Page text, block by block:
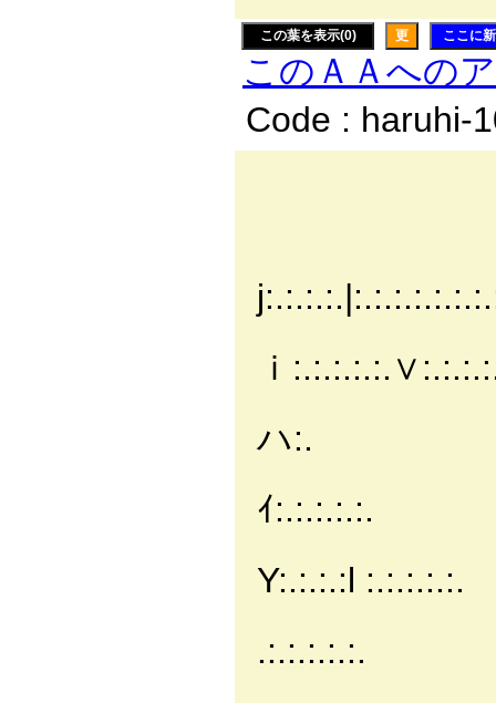
この葉を表示(0) 更 ここに
このＡＡへの
Code : haruhi-
ｉ
ハ:.
ｲ:.:.:.:.:.
Y:.:.:.:l :.:.:.:.:.
.:.:.:.:.:.